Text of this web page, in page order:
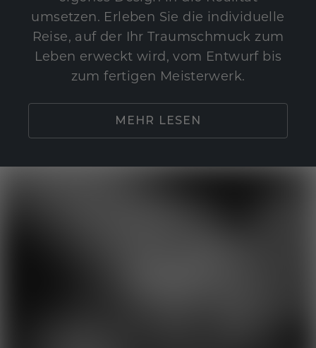
umsetzen. Erleben Sie die individuelle
Reise, auf der Ihr Traumschmuck zum
Leben erweckt wird, vom Entwurf bis
zum fertigen Meisterwerk.
MEHR LESEN